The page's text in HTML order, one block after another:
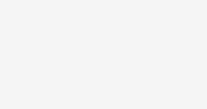
मेष राशि
आपको नुकसान
सके अपनी